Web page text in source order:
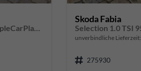
Skoda Fabia
unverbindliche Lieferzeit:
275930